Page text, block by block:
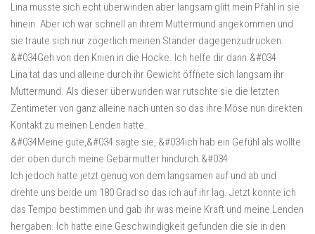
Lina musste sich echt überwinden aber langsam glitt mein Pfahl in sie
hinein. Aber ich war schnell an ihrem Muttermund angekommen und
sie traute sich nur zögerlich meinen Ständer dagegenzudrücken.
&#034Geh von den Knien in die Hocke. Ich helfe dir dann.&#034
Lina tat das und alleine durch ihr Gewicht öffnete sich langsam ihr
Muttermund. Als dieser überwunden war rutschte sie die letzten
Zentimeter von ganz alleine nach unten so das ihre Möse nun direkten
Kontakt zu meinen Lenden hatte.
&#034Meine gute,&#034 sagte sie, &#034ich hab ein Gefühl als wollte
der oben durch meine Gebärmutter hindurch.&#034
Ich jedoch hatte jetzt genug von dem langsamen auf und ab und
drehte uns beide um 180 Grad so das ich auf ihr lag. Jetzt konnte ich
das Tempo bestimmen und gab ihr was meine Kraft und meine Lenden
hergaben. Ich hatte eine Geschwindigkeit gefunden die sie in den